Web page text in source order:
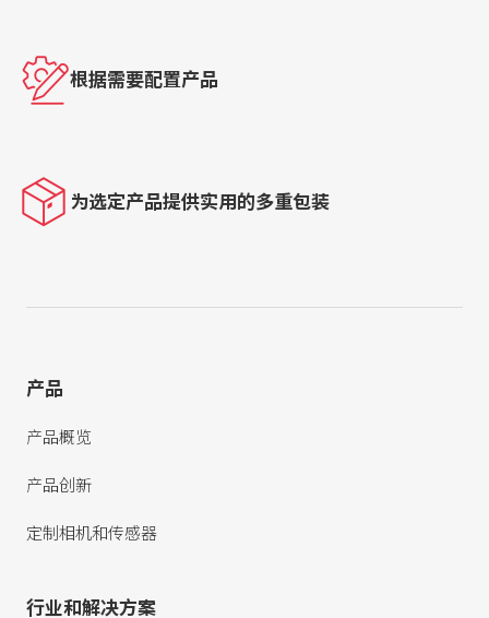
根据需要配置产品
为选定产品提供实用的多重包装
产品
产品概览
产品创新
定制相机和传感器
行业和解决方案